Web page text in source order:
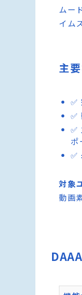
ムー
イム
主
✅
✅
✅
ポ
✅
対象
動画